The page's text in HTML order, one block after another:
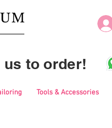
to order!
Tools & Accessories